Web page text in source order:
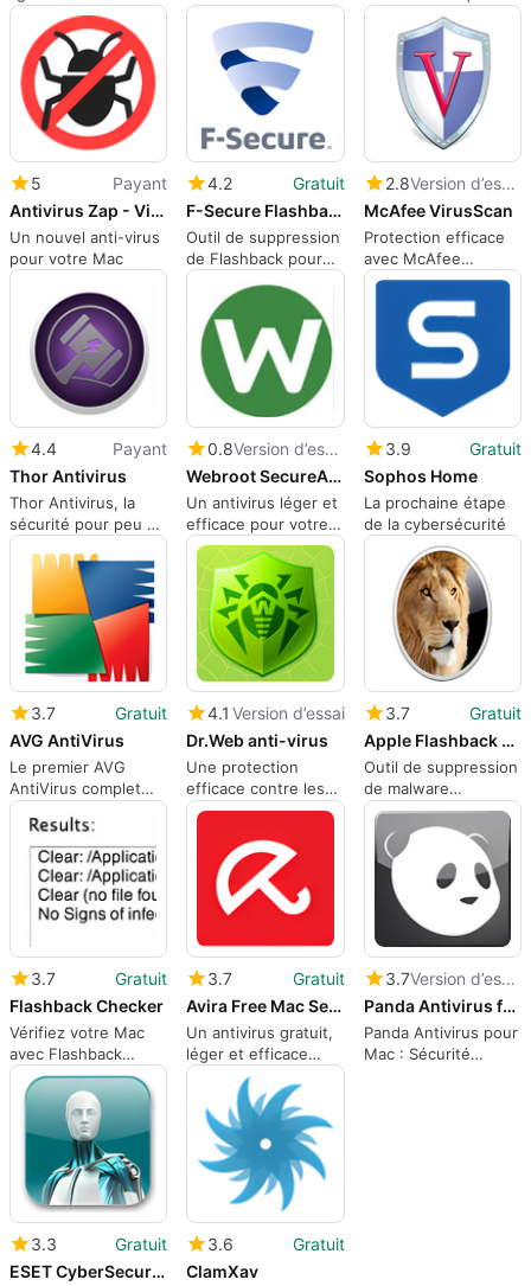
5
Payant
Antivirus Zap - Virus & Adware
Un nouvel anti-virus
pour votre Mac
4.2
Gratuit
F-Secure Flashback Removal Tool
Outil de suppression
de Flashback pour
Mac
2.8
Version d’essai
McAfee VirusScan
Protection efficace
avec McAfee
VirusScan pour Mac
4.4
Payant
Thor Antivirus
Thor Antivirus, la
sécurité pour peu de
frais
0.8
Version d’essai
Webroot SecureAnywhere AntiVirus
Un antivirus léger et
efficace pour votre
Mac
3.9
Gratuit
Sophos Home
La prochaine étape
de la cybersécurité
3.7
Gratuit
AVG AntiVirus
Le premier AVG
AntiVirus complet
pour Mac
4.1 Version d’essai
Dr.Web anti-virus
Une protection
efficace contre les
virus et logiciels
Mac OS X
3.7
Gratuit
Apple Flashback Malware Removal Tool
Outil de suppression
de malware
Flashback pour Mac
3.7
Gratuit
Flashback Checker
Vérifiez votre Mac
avec Flashback
Checker
3.7
Gratuit
Avira Free Mac Security
Un antivirus gratuit,
léger et efficace
pour Mac
3.7
Version d’essai
Panda Antivirus for Mac
Panda Antivirus pour
Mac : Sécurité
3.3
Gratuit
ESET CyberSecurity
3.6
Gratuit
ClamXav